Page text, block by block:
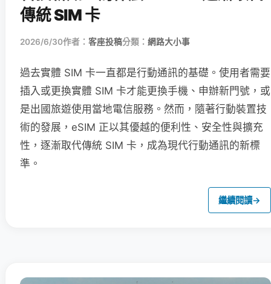
傳統 SIM 卡
2026/6/30作者： 客座投稿分類： 網路大小事
過去實體 SIM 卡一直都是行動通訊的基礎。使用者需要
插入或更換實體 SIM 卡才能更換手機、申辦新門號，或
是出國旅遊使用當地電信服務。然而，隨著行動裝置技
術的發展，eSIM 正以其優越的便利性、安全性與擴充
性，逐漸取代傳統 SIM 卡，成為現代行動通訊的新標
準。
繼續閱讀→